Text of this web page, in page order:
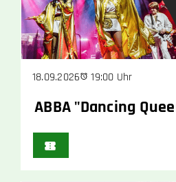
18.09.2026 19:00 Uhr
ABBA "Dancing